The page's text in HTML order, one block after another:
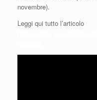
novembre).
Leggi qui tutto l’articolo